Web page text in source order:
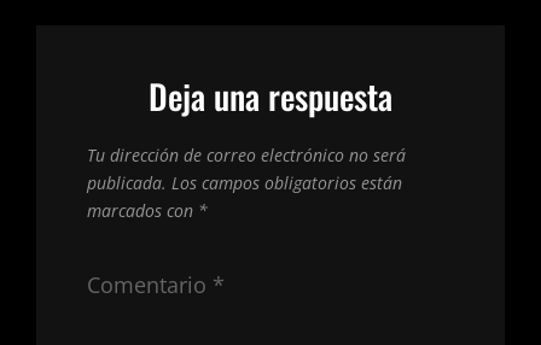
Deja una respuesta
Tu dirección de correo electrónico no será
publicada. Los campos obligatorios están
marcados con *
Comentario *